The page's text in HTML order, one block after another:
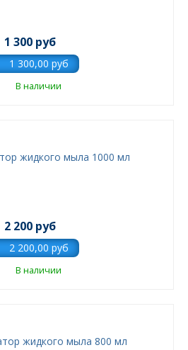
1 300 руб
В наличии
жидкого мыла 1000 мл
2 200 руб
В наличии
жидкого мыла 800 мл